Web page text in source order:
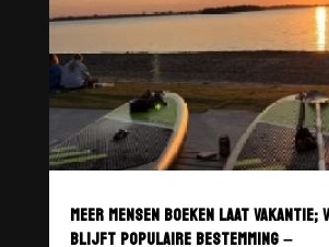
MEER MENSEN BOEKEN LAAT VAKANTIE;
BLIJFT POPULAIRE BESTEMMING –